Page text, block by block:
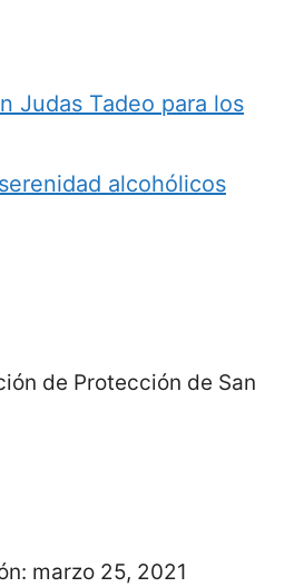
Judas Tadeo para los
alcohólicos
de Protección de San
marzo 25, 2021